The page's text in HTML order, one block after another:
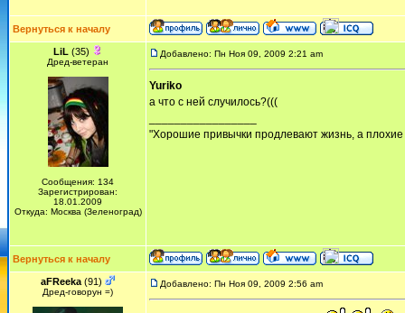
Вернуться к началу
LiL (35)
Дред-ветеран
Сообщения: 134
Зарегистрирован:
18.01.2009
Откуда: Москва (Зеленоград)
Добавлено: Пн Ноя 09, 2009 2:21 am
Yuriko
а что с ней случилось?(((
"Хорошие привычки продлевают жизнь, а
Вернуться к началу
aFReeka (91)
Дред-говорун =)
Добавлено: Пн Ноя 09, 2009 2:56 am